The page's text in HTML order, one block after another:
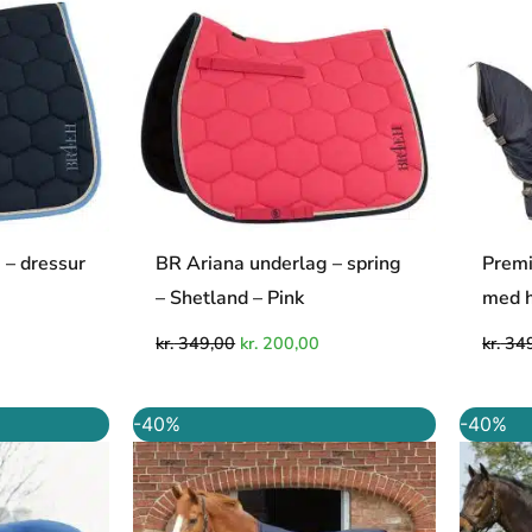
dressur
BR Ariana underlag – spring
– Shetland – Pink
kr.349,00 kr. 200,00
med
kr.
250,00.
-40%
oprindelige
pris
var:
kr. 999,00.
aktuelle
pris
er:
kr. 599,00.
-40%